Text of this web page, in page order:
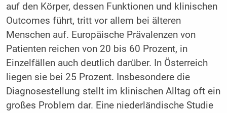
auf den Körper, dessen Funktionen und klinischen
Outcomes führt, tritt vor allem bei älteren
Menschen auf. Europäische Prävalenzen von
Patienten reichen von 20 bis 60 Prozent, in
Einzelfällen auch deutlich darüber. In Österreich
liegen sie bei 25 Prozent. Insbesondere die
Diagnosestellung stellt im klinischen Alltag oft ein
großes Problem dar. Eine niederländische Studie